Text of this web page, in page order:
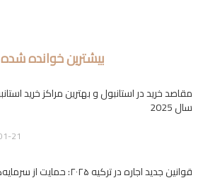
بیشترین خوانده
مقاصد خرید در استانبول و بهترین مراکز خرید
سال 2025
21
قوانین جدید اجاره در ترکیه ۲۰۲۵: حمایت